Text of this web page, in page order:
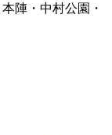
陣・中村公園・